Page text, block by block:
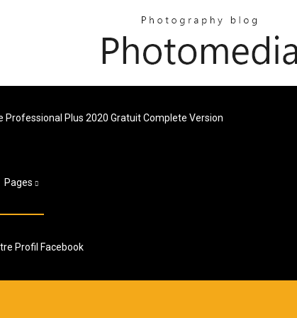
Plus 2020 Gratuit Complete Version
Pages
Profil Facebook